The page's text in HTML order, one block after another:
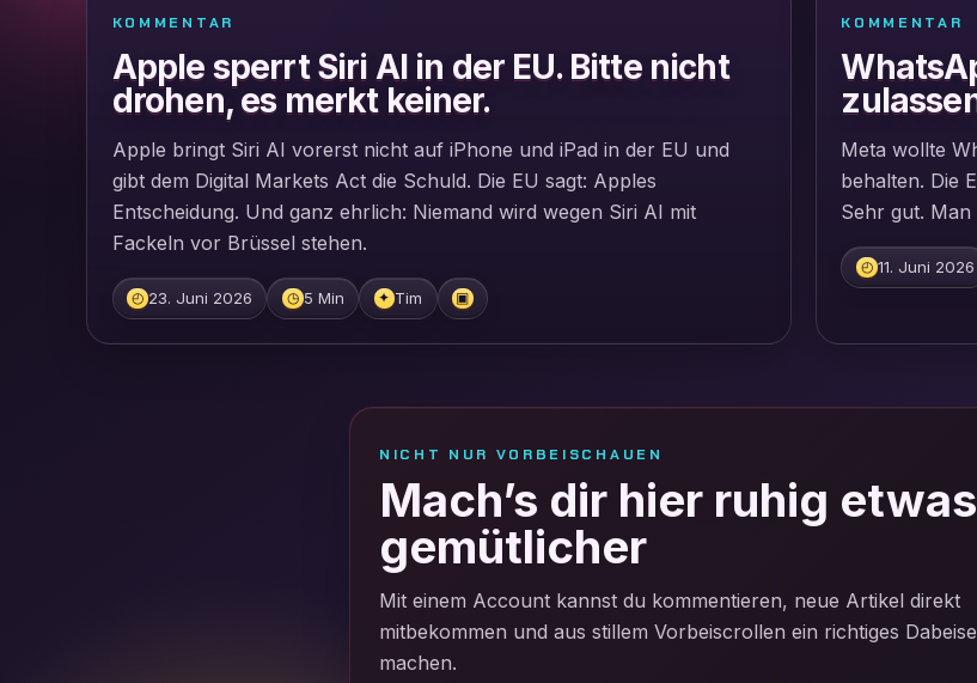
KOMMENTAR
Apple sperrt Siri AI in der EU. Bitte nicht
drohen, es merkt keiner.
Apple bringt Siri AI vorerst nicht auf iPhone und iPad in der EU und
gibt dem Digital Markets Act die Schuld. Die EU sagt: Apples
Entscheidung. Und ganz ehrlich: Niemand wird wegen Siri AI mit
Fackeln vor Brüssel stehen.
◴ 23. Juni 2026 ◷ 5 Min ✦ Tim ▣
KOMMENTAR
Meta wollte
behalten. Die
Sehr gut. Man
◴ 11. Juni 2026
NICHT NUR VORBEISCHAUEN
Mach’s dir hier ruhig etwas
gemütlicher
Mit einem Account kannst du kommentieren, neue Artikel direkt
mitbekommen und aus stillem Vorbeiscrollen ein richtiges
machen.